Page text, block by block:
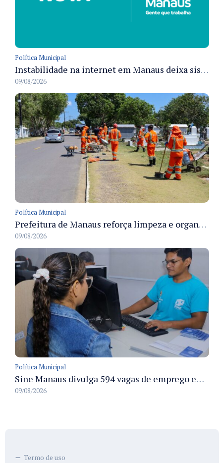
Política Municipal
Instabilidade na internet em Manaus deixa sistemas de atendimento municipal temporariamente indisponíveis
09/08/2026
Política Municipal
Prefeitura de Manaus reforça limpeza e organização dos cemiterios municipais para receber famílias no Dia dos Pais
09/08/2026
Política Municipal
Sine Manaus divulga 594 vagas de emprego em Manaus com atendimento presencial nesta segunda-feira
09/08/2026
Termo de uso